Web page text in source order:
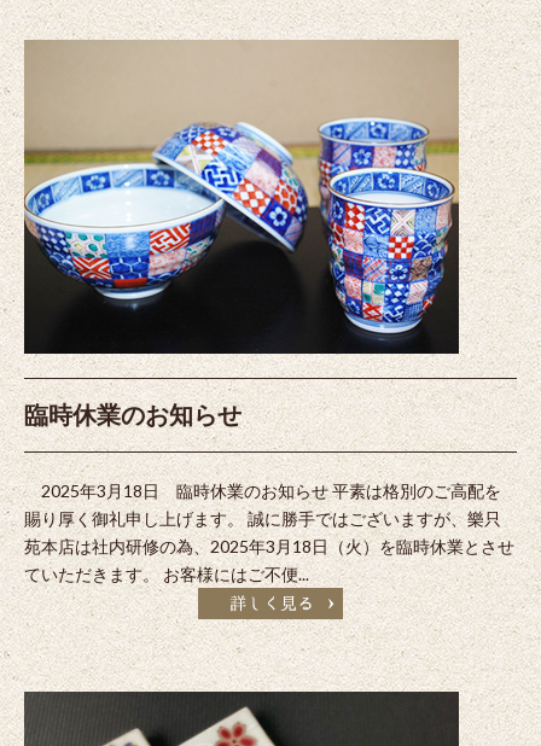
臨時休業のお知らせ
2025年3月18日 臨時休業のお知らせ 平素は格別のご高配を
賜り厚く御礼申し上げます。 誠に勝手ではございますが、樂只
苑本店は社内研修の為、2025年3月18日（火）を臨時休業とさせ
ていただきます。 お客様にはご不便...